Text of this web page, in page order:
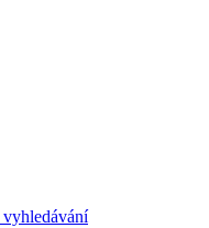
vyhledávání